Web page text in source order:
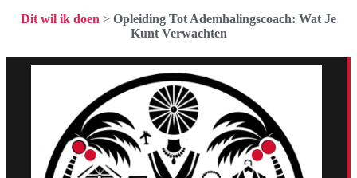
Dit wil ik doen > Opleiding Tot Ademhalingscoach: Wat Je
Kunt Verwachten